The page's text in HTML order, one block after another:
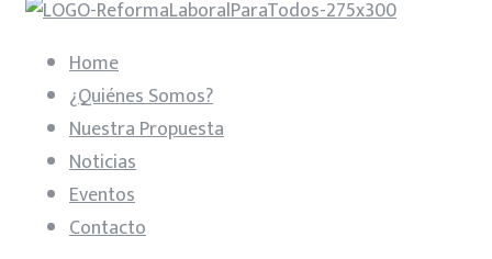
Home
¿Quiénes Somos?
Nuestra Propuesta
Noticias
Eventos
Contacto